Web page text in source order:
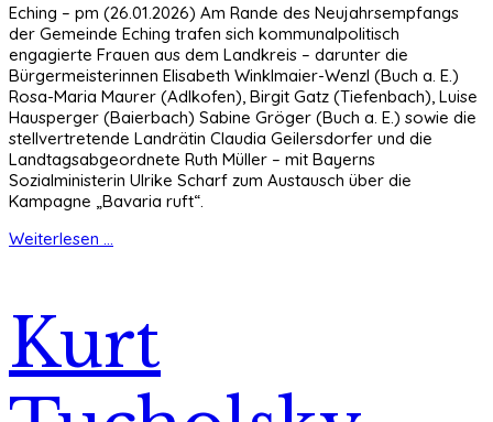
Eching – pm (26.01.2026) Am Rande des Neujahrsempfangs
der Gemeinde Eching trafen sich kommunalpolitisch
engagierte Frauen aus dem Landkreis – darunter die
Bürgermeisterinnen Elisabeth Winklmaier-Wenzl (Buch a. E.)
Rosa-Maria Maurer (Adlkofen), Birgit Gatz (Tiefenbach), Luise
Hausperger (Baierbach) Sabine Gröger (Buch a. E.) sowie die
stellvertretende Landrätin Claudia Geilersdorfer und die
Landtagsabgeordnete Ruth Müller – mit Bayerns
Sozialministerin Ulrike Scharf zum Austausch über die
Kampagne „Bavaria ruft“.
Weiterlesen ...
Kurt